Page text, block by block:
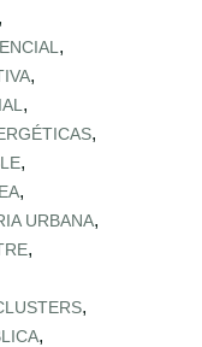
,
,
,
,
,
,
,
URBANA,
,
,
,